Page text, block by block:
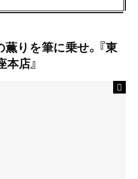
りを筆に乗せ。『東
店』